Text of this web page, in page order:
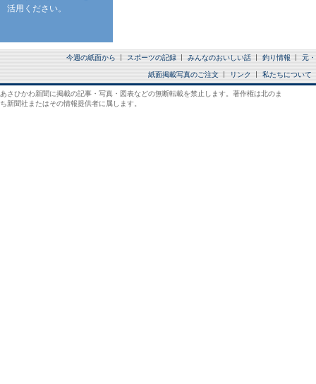
活用ください。
今週の紙面から スポーツの記録 みんなのおいしい話 釣り情報 元
紙面掲載写真のご注文 リンク 私たちについて
あさひかわ新聞に掲載の記事・写真・図表などの無断転載を禁止します。著作権は北のま
ち新聞社またはその情報提供者に属します。